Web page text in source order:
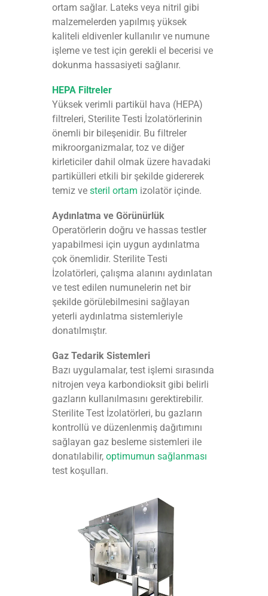
ortam sağlar. Lateks veya nitril gibi
malzemelerden yapılmış yüksek
kaliteli eldivenler kullanılır ve numune
işleme ve test için gerekli el becerisi ve
dokunma hassasiyeti sağlanır.
HEPA Filtreler
Yüksek verimli partikül hava (HEPA)
filtreleri, Sterilite Testi İzolatörlerinin
önemli bir bileşenidir. Bu filtreler
mikroorganizmalar, toz ve diğer
kirleticiler dahil olmak üzere havadaki
partikülleri etkili bir şekilde gidererek
temiz vesteril ortam izolatör içinde.
Aydınlatma ve Görünürlük
Operatörlerin doğru ve hassas testler
yapabilmesi için uygun aydınlatma
çok önemlidir. Sterilite Testi
İzolatörleri, çalışma alanını aydınlatan
ve test edilen numunelerin net bir
şekilde görülebilmesini sağlayan
yeterli aydınlatma sistemleriyle
donatılmıştır.
Gaz Tedarik Sistemleri
Bazı uygulamalar, test işlemi sırasında
nitrojen veya karbondioksit gibi belirli
gazların kullanılmasını gerektirebilir.
Sterilite Test İzolatörleri, bu gazların
kontrollü ve düzenlenmiş dağıtımını
sağlayan gaz besleme sistemleri ile
donatılabilir,optimumun sağlanması
test koşulları.